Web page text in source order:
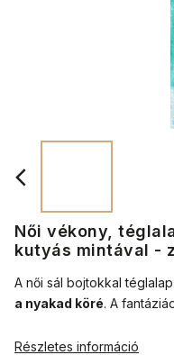
Női vékony,
kutyás mintával -
A női sál bojtokkal
a nyakad köré. A
Részletes információ